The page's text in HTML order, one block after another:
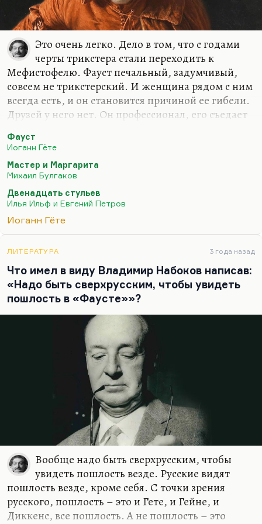
Это очень легко. Дело в том, что с годами
черты трикстера стали переходить к
Мефистофелю. Фауст печальный, задумчивый,
совсем не трикстерский. И женщина рядом с ним
всегда есть, и он становится причиной ее гибели.
Друзей у него нет. Он профессионал, его съедает
Мефистофель приобретает черты Бендера, как
транспонированный в другую среду. Потому что
все люциферы пытаются подражать трикстерам.
Они хотели бы быть ими. Сатана, соблазняя
Христа, предлагал ему все, что ему нравится
самому – власть, чудеса, поклонение, искушение,
мной». Или
Фауст
Иоганн Гёте
Мастер и Маргарита
Михаил Булгаков
Двенадцать стульев
Илья Ильф и Евгений Петров
Иоганн Гёте
ЛИТЕРАТУРА 3 года назад
Что имел в виду Владимир Набоков написав:
«Надо быть сверхрусским, чтобы увидеть
пошлость в «Фаусте»»?
Вообще надо быть сверхрусским, чтобы
увидеть пошлость везде. Русские видят
пошлость везде, кроме себя. С точки зрения
русского, пошлость – это и Гете, и Гейне, и
Диккенс, все пошлость. А не пошлость – это